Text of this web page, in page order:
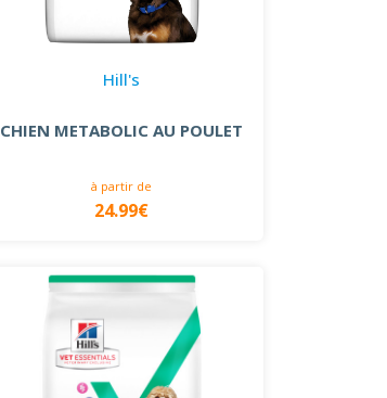
Hill's
CHIEN METABOLIC AU POULET
à partir de
24.99€